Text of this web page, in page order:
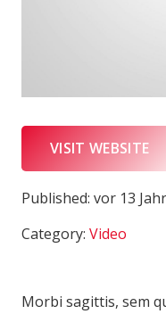
VISIT WEBSITE
Published: vor 13
Category: Video
Morbi sagittis, sem